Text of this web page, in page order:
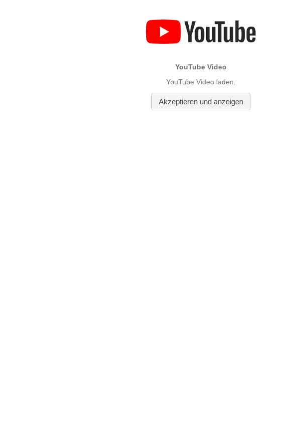
YouTube Video
YouTube Video laden.
Akzeptieren und anzeigen